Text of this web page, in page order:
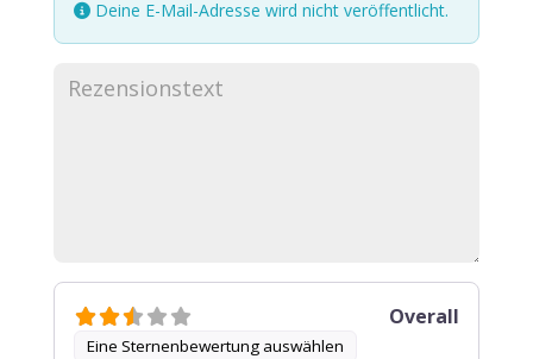
Deine E-Mail-Adresse wird nicht veröffentlicht.
Eine Sternenbewertung auswählen
Overall